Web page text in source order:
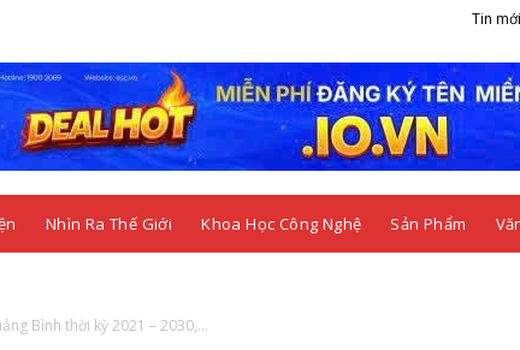
Tin
Nhìn Ra Thế Giới Khoa Học Công Nghệ Sản Phẩm
Bình thời kỳ 2021 – 2030,...